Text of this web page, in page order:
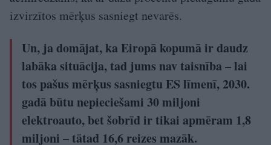
izvirzītos mērķus sasniegt nevarēs.
Un, ja domājat, ka Eiropā kopumā ir daudz
labāka situācija, tad jums nav taisnība – lai
tos pašus mērķus sasniegtu ES līmenī, 2030.
gadā būtu nepieciešami 30 miljoni
elektroauto, bet šobrīd ir tikai apmēram 1,8
miljoni – tātad 16,6 reizes mazāk.